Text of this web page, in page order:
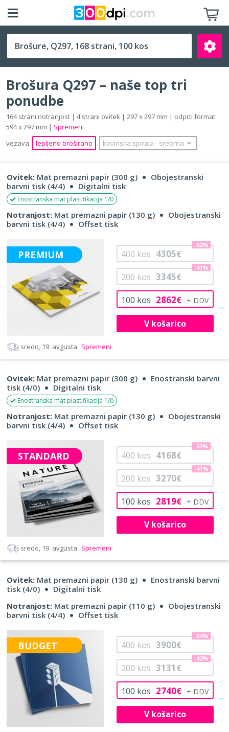
Q297 (297 x 297 mm)
Išči
Brošura Q297 – naše top tri
ponudbe
164 strani notranjost | 4 strani ovitek | 297 x 297 mm | odprti format
594 x 297 mm | Spremeni
vezava
lepljeno broširano kovinska spirala ‐ srebrna
Ovitek: Mat premazni papir (300 g)
Obojestranski
barvni tisk (4/4)
Digitalni tisk
Enostranska mat plastifikacija 1/0
Notranjost: Mat premazni papir (130 g)
Obojestranski
barvni tisk (4/4)
Offset tisk
PREMIUM
100 kos 2862€
200 kos 3345€
-41%
400 kos 4305€
-62%
V košarico
sredo, 19. avgusta Spremeni
Ovitek: Mat premazni papir (300 g)
Enostranski barvni
tisk (4/0)
Digitalni tisk
Enostranska mat plastifikacija 1/0
Notranjost: Mat premazni papir (130 g)
Obojestranski
barvni tisk (4/4)
Offset tisk
STANDARD
100 kos 2819€
200 kos 3270€
-41%
400 kos 4168€
-63%
V košarico
sredo, 19. avgusta Spremeni
Ovitek: Mat premazni papir (130 g)
Enostranski barvni
tisk (4/0)
Digitalni tisk
Notranjost: Mat premazni papir (110 g)
Obojestranski
barvni tisk (4/4)
Offset tisk
BUDGET
100 kos 2740€
200 kos 3131€
-42%
400 kos 3900€
-64%
V košarico